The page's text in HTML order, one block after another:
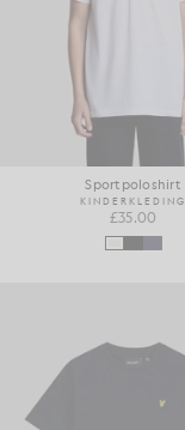
Sportpoloshirt
KINDERKLEDING
£35.00